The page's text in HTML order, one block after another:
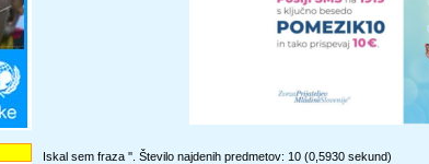
Iskal sem fraza ''. Število najdenih predmetov: 10 (0,5930 sekund)